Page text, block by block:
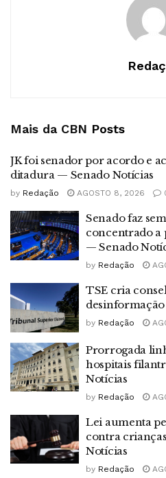
Mais da CBN Posts
JK foi senador por acordo e
ditadura — Senado Notícias
by Redação AGOSTO 8, 2026
Senado faz
concentrado a
— Senado
by Redação
TSE cria
desinformação
by Redação
Prorrogada
hospitais
Notícias
by Redação
Lei aumenta
contra
Notícias
by Redação